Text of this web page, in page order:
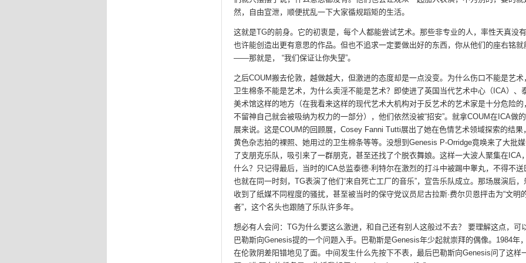
然，自由宣泄，顺便扰乱一下大家循规蹈矩的生活。
这就是TG的前身。它的初衷是，每个人都能尝试艺术。那些非专业的人，率性天真没
也许能创造出更有意思的作品。但也不追求一定要做出好的东西，你从他们的座右铭就
——那就是， “我们保证让你失望”。
之后COUM搬去伦敦，越做越大，但激进的态度却是一点没变。为什么伤口不能是艺术
卫生棉条不能是艺术，为什么卖淫不能是艺术？即使进了英国当代艺术中心（ICA）、
美术馆这样的地方（在我看来这样的现代艺术大机构对于反艺术的艺术家是十分危险的
不留神自己就会被吸纳为权力的一部分），他们依然没被“招安”。就拿COUM在ICA做的
展来说。这是COUM的回顾展，Cosey Fanni Tutti展出了她在色情艺术领域探索的结果
黄色杂志拍的裸照、她用过的卫生棉条等等。没想到Genesis P-Orridge竟唤来了大批
了支朋克乐队，吸引来了一群朋克，甚至还找了个脱衣舞娘。这样一大波人聚集在ICA
什么？只记得最后，当时的ICA总监泰德·利特尔在激烈的打斗中被踢中睾丸，不得不送
也就在同一时刻，TG表演了他们“来自死亡工厂的音乐”，宣告乐队成立。那场展演后，
收到了纸媒不同程度的骚扰，甚至被当时的保守党议员尼古拉斯·费尔贝恩抨击为“文明
者”，这个名头也跟随了乐队许多年。
想必有人会问：TG为什么要这么激进，和自己还有别人这般过不去？ 要理解这点，可
巴勒斯向Genesis提的一个问题入手。巴勒斯是Genesis年少起就崇拜的偶像。1984年
在伦敦阴差阳错地见了面。中间发生什么先按下不表，最后巴勒斯向Genesis问了这样